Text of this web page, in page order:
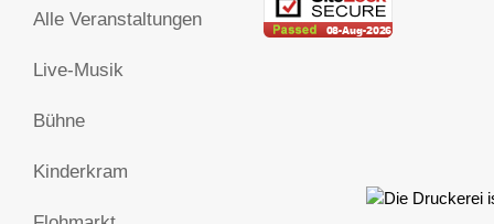
Alle Veranstaltungen
Live-Musik
Bühne
Kinderkram